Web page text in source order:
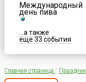
Международный
день пива
...а также
еще 33 события
Главная страница /